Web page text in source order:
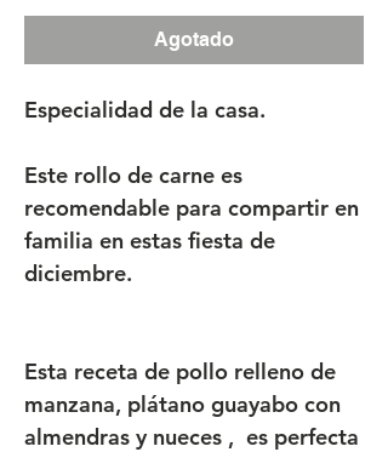
Agotado
Especialidad de la casa.
Este rollo de carne es
recomendable para compartir en
familia en estas fiesta de
diciembre.
Esta receta de pollo relleno de
manzana, plátano guayabo con
almendras y nueces , es perfecta